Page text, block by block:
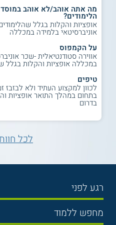
תעודה
השלמת חובות הלימודים בחוג
בקרימינולוגיה, במסלול חד
האקדמית אשקלון.
למידע נוסף לחצו:
האקדמית אשקלון
מה אתה אוהב/לא אוהב במוסד
הלימודים?
אופציות והקלות בגלל
אוניברסיטאי בלמידה במכללה
על הקמפוס
אווירה סטודנטיאלית -שכר
במכללה אופציות והקלות בגלל
טיפים
לכוון למקצוע העתיד ולא לבזבז
בתחום במהלך התואר אופציות
בדרום
לכל
רגע לפני
בחירת לימודים
מחפש ללמוד